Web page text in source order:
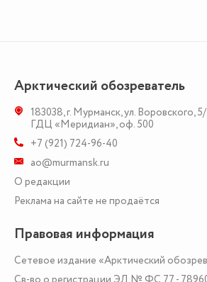
Арктический обозреватель
183038,г. Мурманск,ул. Воровского,
ГДЦ «Меридиан», оф. 500
+7 (921) 724-96-40
ao@murmansk.ru
О редакции
Реклама на сайте не продаётся
Правовая информация
Сетевое издание «Арктический